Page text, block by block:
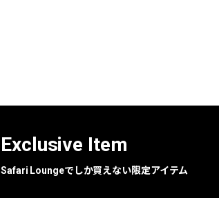
フォーカスブ
Exclusive Item
Safari Loungeでしか買えない限定アイテム